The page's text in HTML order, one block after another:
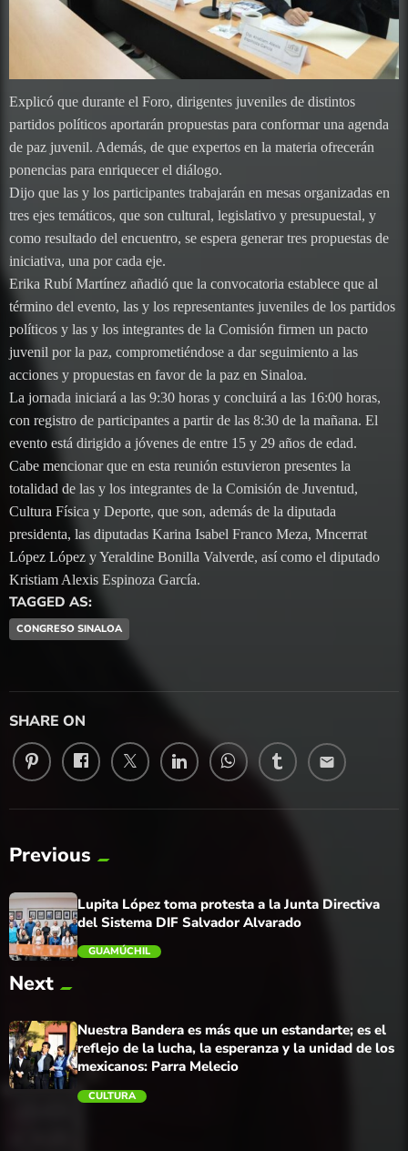
Explicó que durante el Foro, dirigentes juveniles de distintos
partidos políticos aportarán propuestas para conformar una agenda
de paz juvenil. Además, de que expertos en la materia ofrecerán
ponencias para enriquecer el diálogo.
Dijo que las y los participantes trabajarán en mesas organizadas en
tres ejes temáticos, que son cultural, legislativo y presupuestal, y
como resultado del encuentro, se espera generar tres propuestas de
iniciativa, una por cada eje.
Erika Rubí Martínez añadió que la convocatoria establece que al
término del evento, las y los representantes juveniles de los partidos
políticos y las y los integrantes de la Comisión firmen un pacto
juvenil por la paz, comprometiéndose a dar seguimiento a las
acciones y propuestas en favor de la paz en Sinaloa.
La jornada iniciará a las 9:30 horas y concluirá a las 16:00 horas,
con registro de participantes a partir de las 8:30 de la mañana. El
evento está dirigido a jóvenes de entre 15 y 29 años de edad.
Cabe mencionar que en esta reunión estuvieron presentes la
totalidad de las y los integrantes de la Comisión de Juventud,
Cultura Física y Deporte, que son, además de la diputada
presidenta, las diputadas Karina Isabel Franco Meza, Mncerrat
López López y Yeraldine Bonilla Valverde, así como el diputado
Kristiam Alexis Espinoza García.
TAGGED AS:
CONGRESO SINALOA
SHARE ON
email
Previous
trending_flat
Lupita López toma protesta a la Junta Directiva
del Sistema DIF Salvador Alvarado
GUAMÚCHIL
Next
Nuestra Bandera es más que un estandarte; es el
reflejo de la lucha, la esperanza y la unidad de los
mexicanos: Parra Melecio
CULTURA